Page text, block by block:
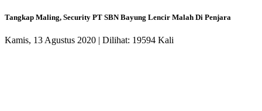
Tangkap Maling, Security PT SBN Bayung Lencir Malah Di Penjara
Kamis, 13 Agustus 2020 | Dilihat: 19594 Kali